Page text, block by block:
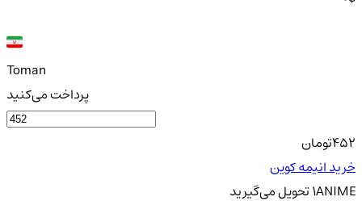
Toman
پرداخت می‌کنید
452تومان
خرید انیمه کوین
1ANIMEتحویلمی‌گیرید